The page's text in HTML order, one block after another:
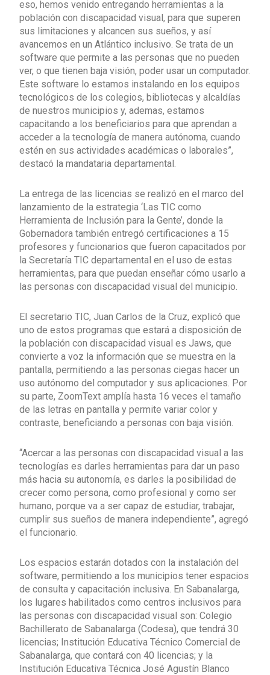
eso, hemos venido entregando herramientas a la
población con discapacidad visual, para que superen
sus limitaciones y alcancen sus sueños, y así
avancemos en un Atlántico inclusivo. Se trata de un
software que permite a las personas que no pueden
ver, o que tienen baja visión, poder usar un computador.
Este software lo estamos instalando en los equipos
tecnológicos de los colegios, bibliotecas y alcaldías
de nuestros municipios y, ademas, estamos
capacitando a los beneficiarios para que aprendan a
acceder a la tecnología de manera autónoma, cuando
estén en sus actividades académicas o laborales”,
destacó la mandataria departamental.
La entrega de las licencias se realizó en el marco del
lanzamiento de la estrategia ‘Las TIC como
Herramienta de Inclusión para la Gente’, donde la
Gobernadora también entregó certificaciones a 15
profesores y funcionarios que fueron capacitados por
la Secretaría TIC departamental en el uso de estas
herramientas, para que puedan enseñar cómo usarlo a
las personas con discapacidad visual del municipio.
El secretario TIC, Juan Carlos de la Cruz, explicó que
uno de estos programas que estará a disposición de
la población con discapacidad visual es Jaws, que
convierte a voz la información que se muestra en la
pantalla, permitiendo a las personas ciegas hacer un
uso autónomo del computador y sus aplicaciones. Por
su parte, ZoomText amplía hasta 16 veces el tamaño
de las letras en pantalla y permite variar color y
contraste, beneficiando a personas con baja visión.
“Acercar a las personas con discapacidad visual a las
tecnologías es darles herramientas para dar un paso
más hacia su autonomía, es darles la posibilidad de
crecer como persona, como profesional y como ser
humano, porque va a ser capaz de estudiar, trabajar,
cumplir sus sueños de manera independiente”, agregó
el funcionario.
Los espacios estarán dotados con la instalación del
software, permitiendo a los municipios tener espacios
de consulta y capacitación inclusiva. En Sabanalarga,
los lugares habilitados como centros inclusivos para
las personas con discapacidad visual son: Colegio
Bachillerato de Sabanalarga (Codesa), que tendrá 30
licencias; Institución Educativa Técnico Comercial de
Sabanalarga, que contará con 40 licencias; y la
Institución Educativa Técnica José Agustín Blanco